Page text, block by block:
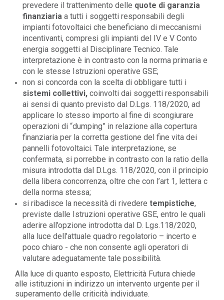
prevedere il trattenimento delle quote di garanzia
finanziaria a tutti i soggetti responsabili degli
impianti fotovoltaici che beneficiano di meccanismi
incentivanti, compresi gli impianti del IV e V Conto
energia soggetti al Disciplinare Tecnico. Tale
interpretazione è in contrasto con la norma primaria e
con le stesse Istruzioni operative GSE;
non si concorda con la scelta di obbligare tutti i
sistemi collettivi, coinvolti dai soggetti responsabili
ai sensi di quanto previsto dal D.Lgs. 118/2020, ad
applicare lo stesso importo al fine di scongiurare
operazioni di “dumping” in relazione alla copertura
finanziaria per la corretta gestione del fine vita dei
pannelli fotovoltaici. Tale interpretazione, se
confermata, si porrebbe in contrasto con la ratio della
misura introdotta dal D.Lgs. 118/2020, con il principio
della libera concorrenza, oltre che con l’art 1, lettera c
della norma stessa;
si ribadisce la necessità di rivedere tempistiche,
previste dalle Istruzioni operative GSE, entro le quali
aderire all’opzione introdotta dal D. Lgs.118/2020,
alla luce dell’attuale quadro regolatorio – incerto e
poco chiaro - che non consente agli operatori di
valutare adeguatamente tale possibilità.
Alla luce di quanto esposto, Elettricità Futura chiede
alle istituzioni in indirizzo un intervento urgente per il
superamento delle criticità individuate.